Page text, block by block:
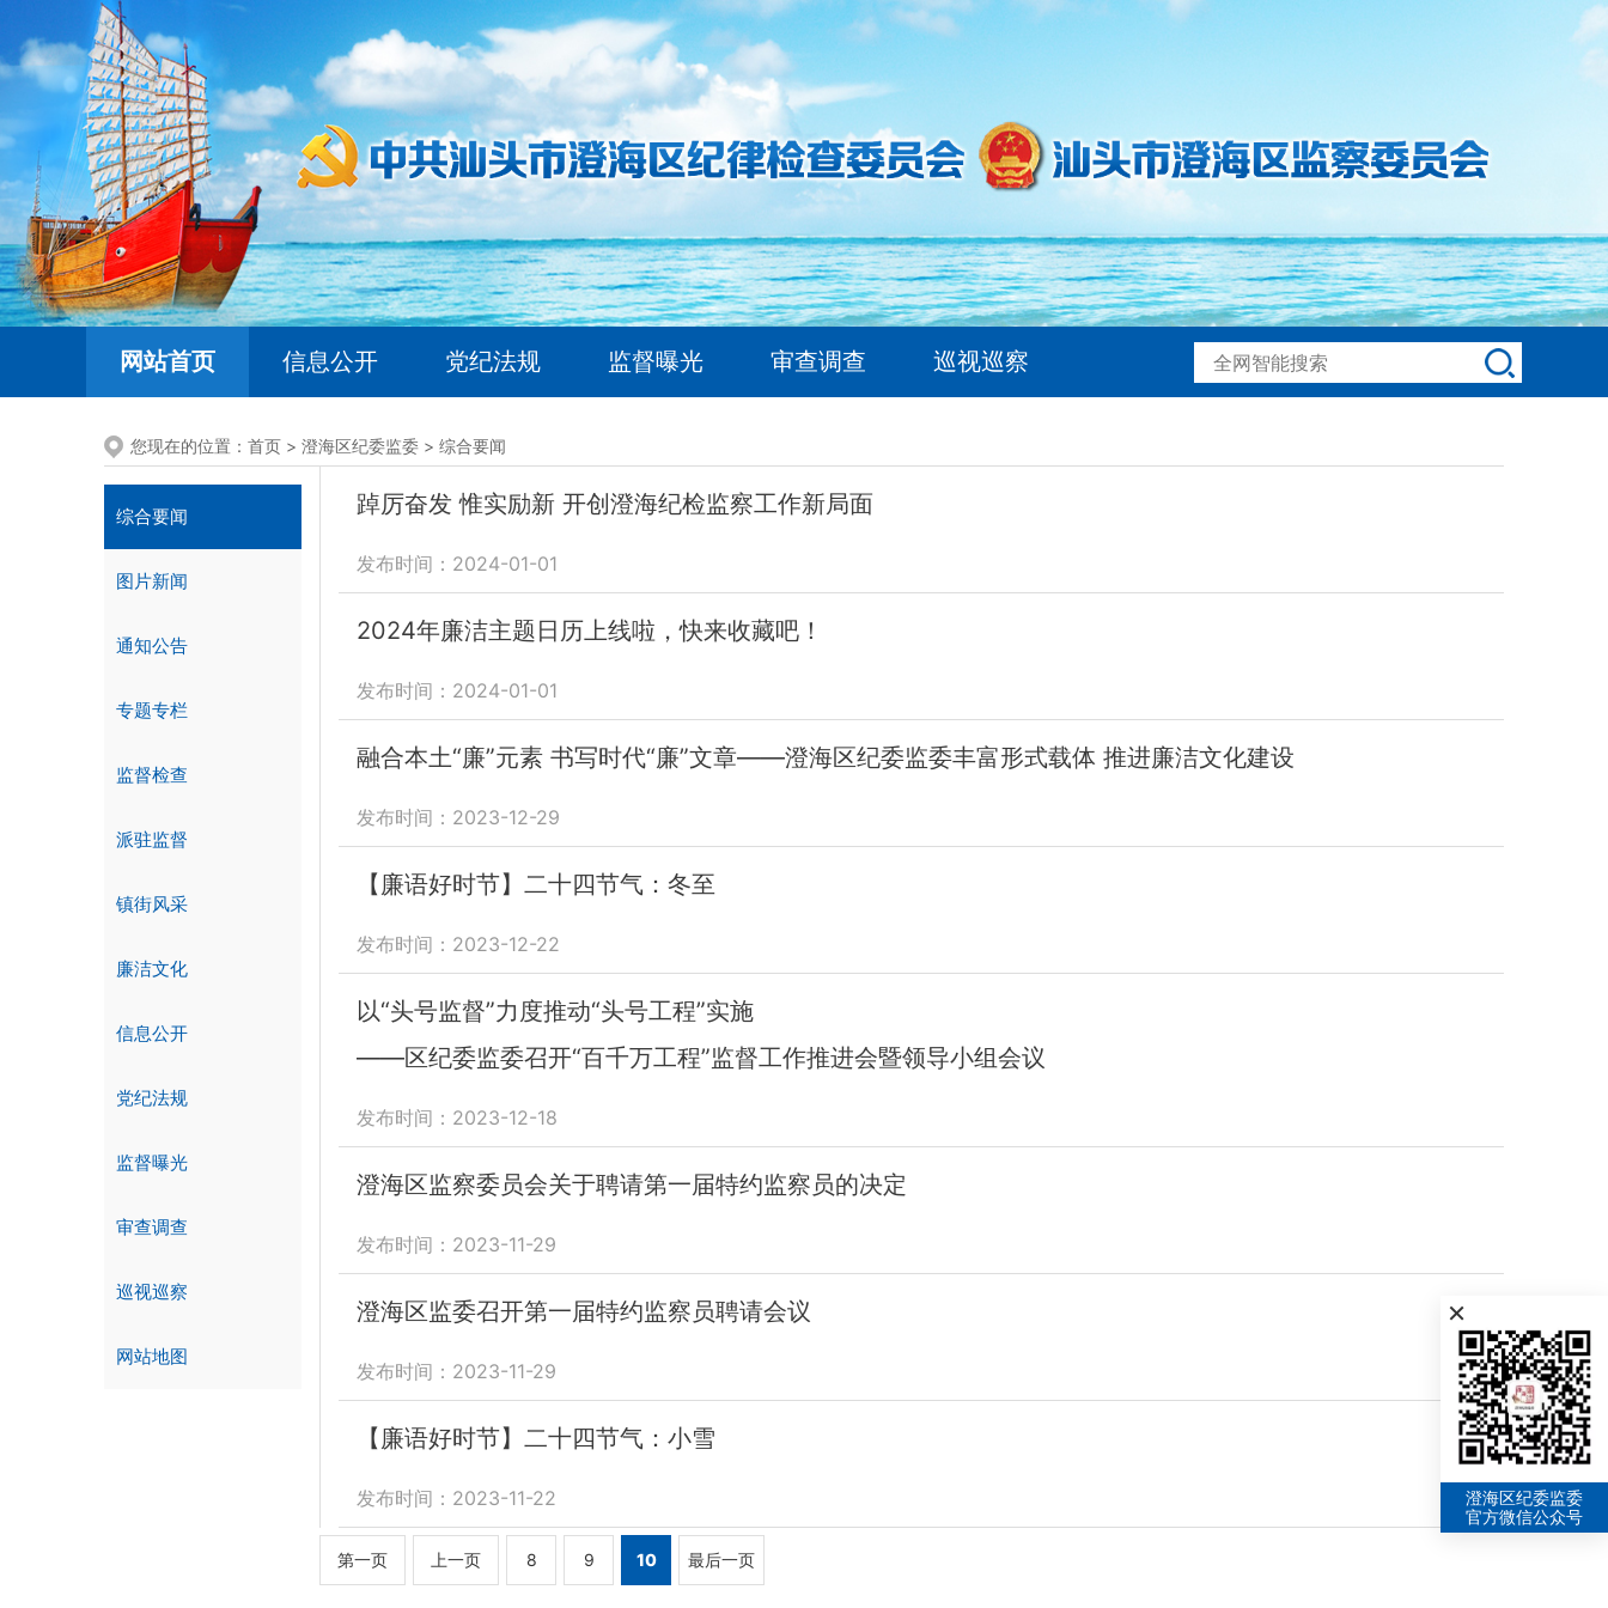
网站首页 信息公开 党纪法规 监督曝光 审查调查 巡视巡察
您现在的位置： 首页 > 澄海区纪委监委 > 综合要闻
踔厉奋发 惟实励新 开创澄海纪检监察工作新局面
发布时间：2024-01-01
2024年廉洁主题日历上线啦，快来收藏吧！
发布时间：2024-01-01
融合本土“廉”元素 书写时代“廉”文章——澄海区纪委监委丰富形式载体 推进廉洁文化建设
发布时间：2023-12-29
【廉语好时节】二十四节气：冬至
发布时间：2023-12-22
以“头号监督”力度推动“头号工程”实施
——区纪委监委召开“百千万工程”监督工作推进会暨领导小组会议
发布时间：2023-12-18
澄海区监察委员会关于聘请第一届特约监察员的决定
发布时间：2023-11-29
澄海区监委召开第一届特约监察员聘请会议
发布时间：2023-11-29
【廉语好时节】二十四节气：小雪
发布时间：2023-11-22
第一页 上一页 8 9 10 最后一页
综合要闻
图片新闻
通知公告
专题专栏
监督检查
派驻监督
镇街风采
廉洁文化
信息公开
党纪法规
监督曝光
审查调查
巡视巡察
网站地图
×
澄海区纪委监委
官方微信公众号